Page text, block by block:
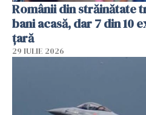
Românii din străinătate
bani acasă, dar 7 din 10
țară
29 IULIE 2026